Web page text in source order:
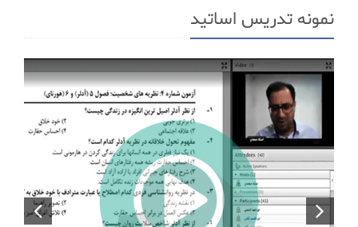
نمونه تدریس اساتید